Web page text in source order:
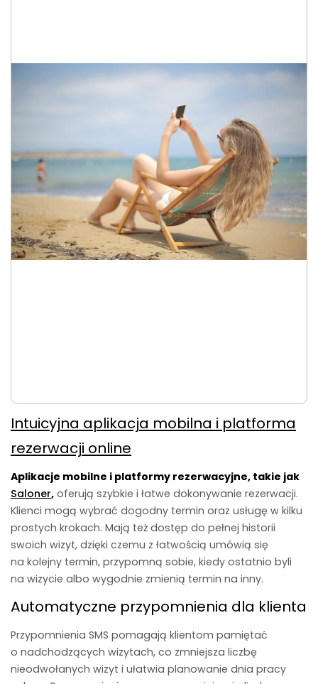
Intuicyjna aplikacja mobilna i platforma
rezerwacji online
Aplikacje mobilne i platformy rezerwacyjne, takie jak
Saloner, oferują szybkie i łatwe dokonywanie rezerwacji.
Klienci mogą wybrać dogodny termin oraz usługę w kilku
prostych krokach. Mają też dostęp do pełnej historii
swoich wizyt, dzięki czemu z łatwością umówią się
na kolejny termin, przypomną sobie, kiedy ostatnio byli
na wizycie albo wygodnie zmienią termin na inny.
Automatyczne przypomnienia dla klienta
Przypomnienia SMS pomagają klientom pamiętać
o nadchodzących wizytach, co zmniejsza liczbę
nieodwołanych wizyt i ułatwia planowanie dnia pracy